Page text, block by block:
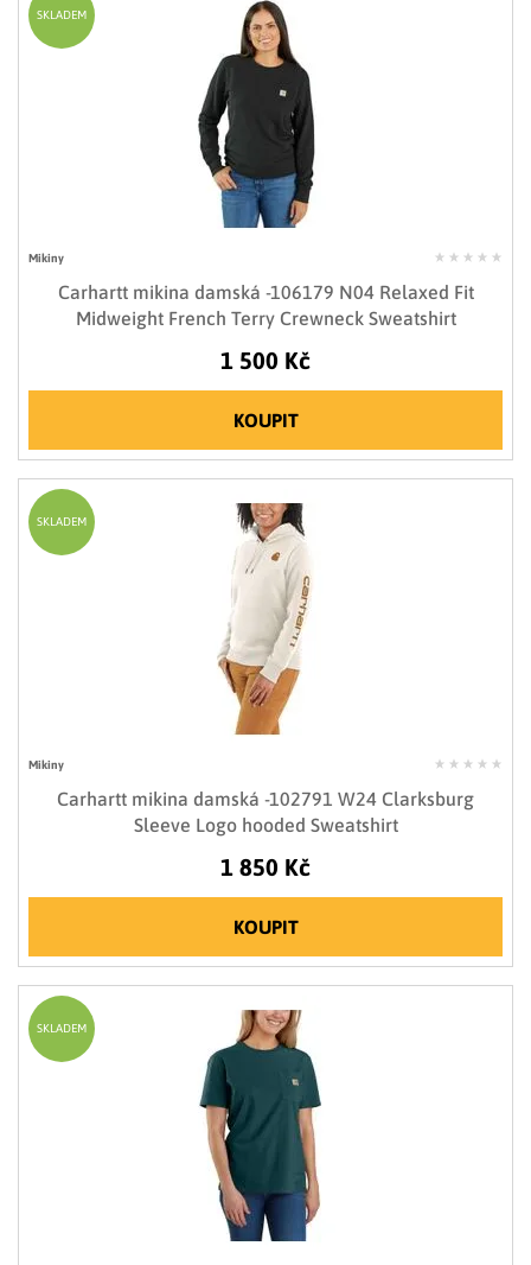
Mikiny
Carhartt mikina damská -106179 N04 Relaxed Fit
Midweight French Terry Crewneck Sweatshirt
1 500 Kč
KOUPIT
SKLADEM
Mikiny
Carhartt mikina damská -102791 W24 Clarksburg
Sleeve Logo hooded Sweatshirt
1 850 Kč
KOUPIT
SKLADEM
SKLADEM